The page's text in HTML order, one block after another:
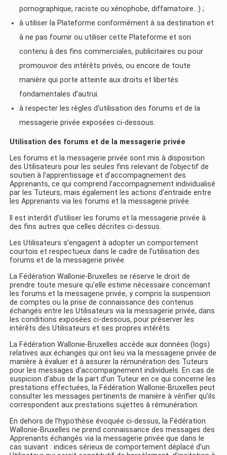
pornographique, raciste ou xénophobe, diffamatoire…) ;
à utiliser la Plateforme conformément à sa destination et
à ne pas fournir ou utiliser cette Plateforme et son
contenu à des fins commerciales, publicitaires ou pour
promouvoir des intérêts privés, ou encore de toute
manière qui porte atteinte aux droits et libertés
fondamentales d’autrui.
à respecter les règles d’utilisation des forums et de la
messagerie privée exposées ci-dessous.
Utilisation des forums et de la messagerie privée
Les forums et la messagerie privée sont mis à disposition
des Utilisateurs pour les seules fins relevant de l’objectif de
soutien à l’apprentissage et d’accompagnement des
Apprenants, ce qui comprend l’accompagnement individualisé
par les Tuteurs, mais également les actions d’entraide entre
les Apprenants via les forums et la messagerie privée.
Il est interdit d’utiliser les forums et la messagerie privée à
des fins autres que celles décrites ci-dessus.
Les Utilisateurs s’engagent à adopter un comportement
courtois et respectueux dans le cadre de l’utilisation des
forums et de la messagerie privée.
La Fédération Wallonie-Bruxelles se réserve le droit de
prendre toute mesure qu’elle estime nécessaire concernant
les forums et la messagerie privée, y compris la suspension
de comptes ou la prise de connaissance des contenus
échangés entre les Utilisateurs via la messagerie privée, dans
les conditions exposées ci-dessous, pour préserver les
intérêts des Utilisateurs et ses propres intérêts.
La Fédération Wallonie-Bruxelles accède aux données (logs)
relatives aux échanges qui ont lieu via la messagerie privée de
manière à évaluer et à assurer la rémunération des Tuteurs
pour les messages d’accompagnement individuels. En cas de
suspicion d’abus de la part d’un Tuteur en ce qui concerne les
prestations effectuées, la Fédération Wallonie-Bruxelles peut
consulter les messages pertinents de manière à vérifier qu’ils
correspondent aux prestations sujettes à rémunération.
En dehors de l’hypothèse évoquée ci-dessus, la Fédération
Wallonie-Bruxelles ne prend connaissance des messages des
Apprenants échangés via la messagerie privée que dans le
cas suivant : indices sérieux de comportement déplacé d’un